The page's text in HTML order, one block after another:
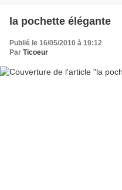
la pochette élégante
Publié le 16/05/2010 à 19:12
Par Ticoeur